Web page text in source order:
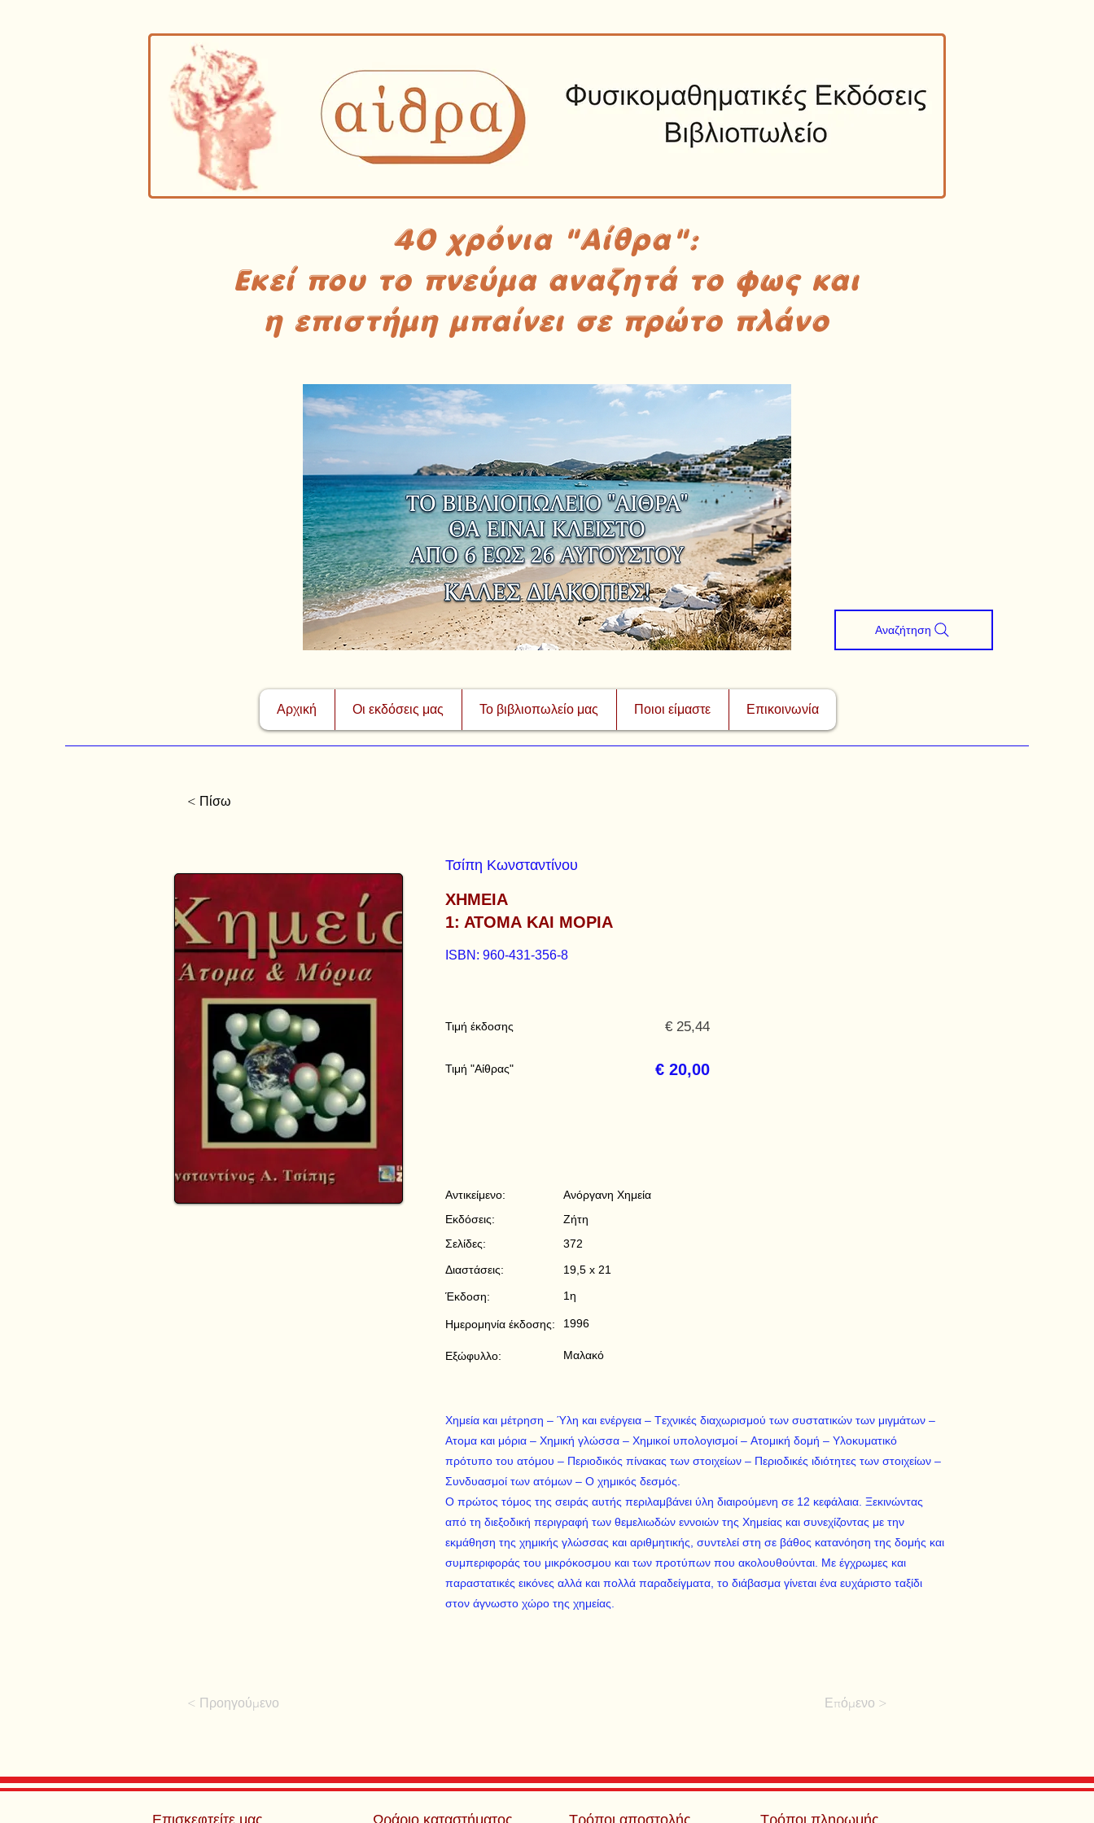
40 χρόνια "Αίθρα":
Εκεί που το πνεύμα αναζητά το φως και
η επιστήμη μπαίνει σε πρώτο πλάνο
Αρχική Οι εκδόσεις μας Το βιβλιοπωλείο μας Ποιοι είμαστε Επικοινωνία
Αναζήτηση
< Πίσω
Τσίπη Κωνσταντίνου
ΧΗΜΕΙΑ
1: ΑΤΟΜΑ ΚΑΙ ΜΟΡΙΑ
ISBN: 960-431-356-8
Τιμή έκδοσης € 25,44
€ 20,00
Τιμή "Αίθρας"
Αντικείμενο:
Εκδόσεις:
Σελίδες:
Διαστάσεις:
Έκδοση:
Ημερομηνία έκδοσης:
Εξώφυλλο:
Ανόργανη Χημεία
Ζήτη
372
19,5 x 21
1η
1996
Μαλακό
Xημεία και μέτρηση – Ύλη και ενέργεια – Tεχνικές διαχωρισμού των συστατικών των μιγμάτων –
Ατομα και μόρια – Xημική γλώσσα – Xημικοί υπολογισμοί – Aτομική δομή – Yλοκυματικό
πρότυπο του ατόμου – Περιοδικός πίνακας των στοιχείων – Περιοδικές ιδιότητες των στοιχείων –
Συνδυασμοί των ατόμων – O χημικός δεσμός.
O πρώτος τόμος της σειράς αυτής περιλαμβάνει ύλη διαιρούμενη σε 12 κεφάλαια. Ξεκινώντας
από τη διεξοδική περιγραφή των θεμελιωδών εννοιών της Xημείας και συνεχίζοντας με την
εκμάθηση της χημικής γλώσσας και αριθμητικής, συντελεί στη σε βάθος κατανόηση της δομής και
συμπεριφοράς του μικρόκοσμου και των προτύπων που ακολουθούνται. Mε έγχρωμες και
παραστατικές εικόνες αλλά και πολλά παραδείγματα, το διάβασμα γίνεται ένα ευχάριστο ταξίδι
στον άγνωστο χώρο της χημείας.
< Προηγούμενο Επόμενο >
Επισκεφτείτε μας Ωράριο καταστήματος Τρόποι αποστολής Τρόποι πληρωμής